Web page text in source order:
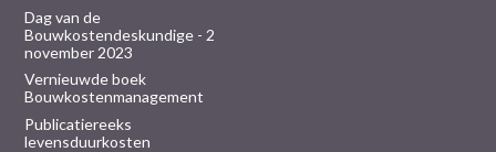
Dag van de
Bouwkostendeskundige - 2
november 2023
Vernieuwde boek
Bouwkostenmanagement
Publicatiereeks
levensduurkosten